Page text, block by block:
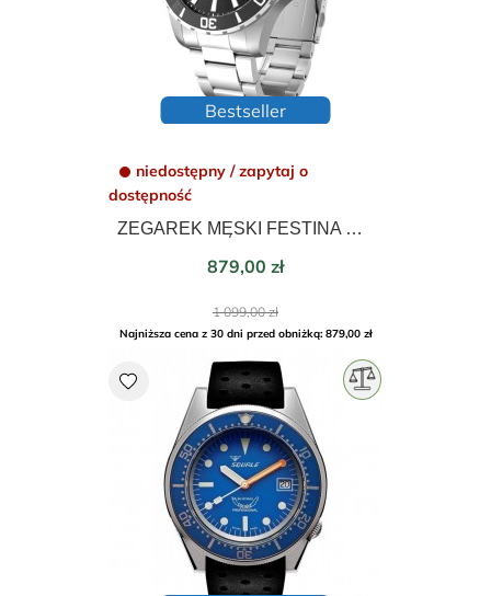
Bestseller
niedostępny / zapytaj o
dostępność
ZEGAREK MĘSKI FESTINA DIVER AUTOMATIC 44mm 20531/4
Cena
879,00 zł
Cena
podstawowa
1 099,00 zł
Najniższa cena z 30 dni przed obniżką: 879,00 zł
favorite